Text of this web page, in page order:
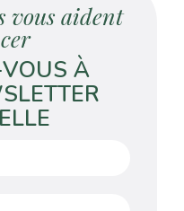
vous aident
À